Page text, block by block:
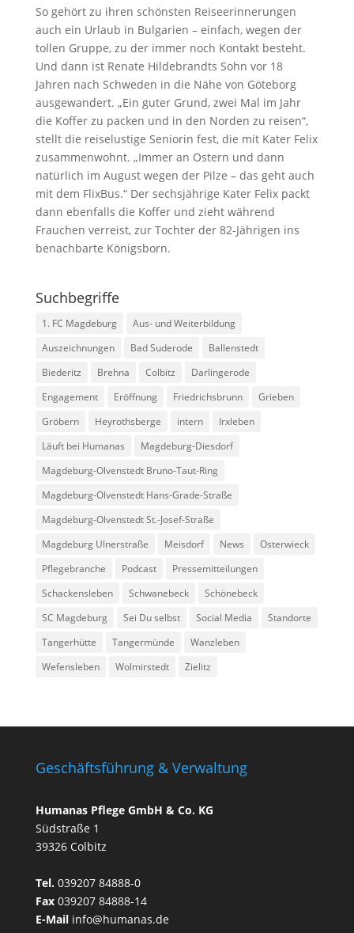
So gehört zu ihren schönsten Reiseerinnerungen
auch ein Urlaub in Bulgarien – einfach, wegen der
tollen Gruppe, zu der immer noch Kontakt besteht.
Und dann ist Renate Hildebrandts Sohn vor 18
Jahren nach Schweden in die Nähe von Göteborg
ausgewandert. „Ein guter Grund, zwei Mal im Jahr
die Koffer zu packen und in den Norden zu reisen“,
stellt die reiselustige Seniorin fest, die mit Kater Felix
zusammenwohnt. „Immer an Ostern und dann
natürlich im August wegen der Pilze – das geht auch
mit dem FlixBus.“ Der sechsjährige Kater Felix packt
dann ebenfalls die Koffer und zieht während
Frauchen verreist, zur Tochter der 82-Jährigen ins
benachbarte Königsborn.
Suchbegriffe
1. FC Magdeburg
Aus- und Weiterbildung
Auszeichnungen
Bad Suderode
Ballenstedt
Biederitz
Brehna Colbitz
Darlingerode
Engagement
Eröffnung Friedrichsbrunn
Grieben
Gröbern
Heyrothsberge intern
Irxleben
Läuft bei Humanas
Magdeburg-Diesdorf
Magdeburg-Olvenstedt Bruno-Taut-Ring
Magdeburg-Olvenstedt Hans-Grade-Straße
Magdeburg-Olvenstedt St.-Josef-Straße
Magdeburg Ulnerstraße
Meisdorf News
Osterwieck
Pflegebranche
Podcast
Pressemitteilungen
Schackensleben
Schwanebeck
Schönebeck
SC Magdeburg
Sei Du selbst Social Media
Standorte
Tangerhütte
Tangermünde
Wanzleben
Wefensleben
Wolmirstedt Zielitz
Geschäftsführung & Verwaltung
Humanas Pflege GmbH & Co. KG
Südstraße 1
39326 Colbitz
Tel.039207 84888-0
Fax039207 84888-14
E-Mailinfo@humanas.de